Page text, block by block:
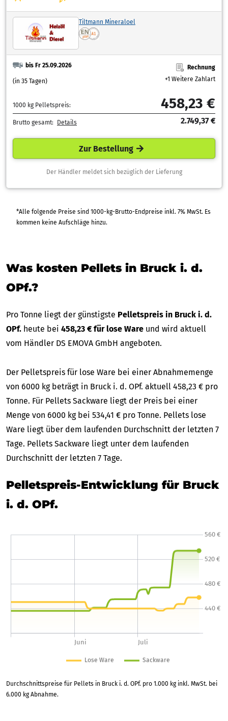
Tiltmann Mineraloel
bis Fr 25.09.2026
(in 35 Tagen)
Rechnung
+1 Weitere Zahlart
1000 kg Pelletspreis: 458,23 €
Brutto gesamt: Details 2.749,37 €
Zur Bestellung
Der Händler meldet sich bezüglich der Lieferung
*Alle folgende Preise sind 1000-kg-Brutto-Endpreise inkl. 7% MwSt. Es
kommen keine Aufschläge hinzu.
Was kosten Pellets in Bruck i. d.
OPf.?
Pro Tonne liegt der günstigste Pelletspreis in Bruck i. d.
OPf. heute bei 458,23 € für lose Ware und wird aktuell
vom Händler DS EMOVA GmbH angeboten.
Der Pelletspreis für lose Ware bei einer Abnahmemenge
von 6000 kg beträgt in Bruck i. d. OPf. aktuell 458,23 € pro
Tonne. Für Pellets Sackware liegt der Preis bei einer
Menge von 6000 kg bei 534,41 € pro Tonne. Pellets lose
Ware liegt über dem laufenden Durchschnitt der letzten 7
Tage. Pellets Sackware liegt unter dem laufenden
Durchschnitt der letzten 7 Tage.
Pelletspreis-Entwicklung für Bruck
i. d. OPf.
Durchschnittspreise für Pellets in Bruck i. d. OPf. pro 1.000 kg inkl. MwSt. bei
6.000 kg Abnahme.